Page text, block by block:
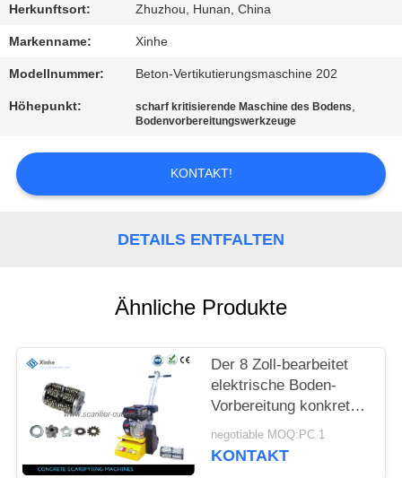
KONTAKT
MIT
UNS
NEUIGKEITEN
RECHTSSACHEN
BITTE UM
ANGEBOT
SITEMAP
DATENSCHUTZ-
BESTIMMUNGEN
Herkunftsort: Zhuzhou, Hunan, China
Markenname: Xinhe
Modellnummer: Beton-Vertikutierungsmaschine 202
Höhepunkt: scharf kritisierende Maschine des Bodens,
Bodenvorbereitungswerkzeuge
KONTAKT!
DETAILS ENTFALTEN
Ähnliche Produkte
Der 8 Zoll-bearbeitet
elektrische Boden-
Vorbereitung konkrete
scharf kritisierende
Maschine für
negotiable MOQ:PC 1
KONTAKT